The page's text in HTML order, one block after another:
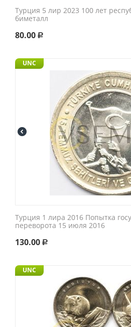
Турция 5 лир 2023 100 лет
биметалл
80.00 Р
UNC
Турция 1 лира 2016 Попытка
переворота 15 июля 2016
130.00 Р
UNC